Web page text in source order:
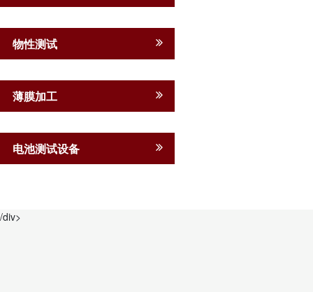
物性测试
薄膜加工
电池测试设备
/div>